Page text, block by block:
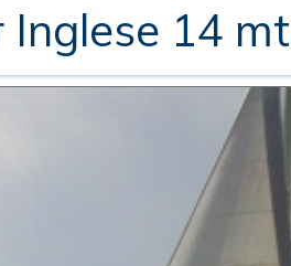
Inglese 14 mt